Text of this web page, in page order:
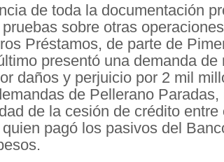
de toda la documentación
sobre otras
Préstamos, de parte de
presentó una demanda
daños y perjuicio por 2 mil
de Pellerano
de la cesión de crédito
pagó los pasivos del